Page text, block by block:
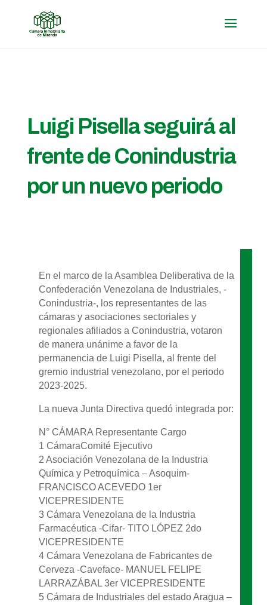
Luigi Pisella seguirá al
frente de Conindustria
por un nuevo periodo
En el marco de la Asamblea Deliberativa de la
Confederación Venezolana de Industriales, -
Conindustria-, los representantes de las
cámaras y asociaciones sectoriales y
regionales afiliados a Conindustria, votaron
de manera unánime a favor de la
permanencia de Luigi Pisella, al frente del
gremio industrial venezolano, por el periodo
2023-2025.
La nueva Junta Directiva quedó integrada por:
N° CÁMARA Representante Cargo
1 CámaraComité Ejecutivo
2 Asociación Venezolana de la Industria
Química y Petroquímica – Asoquim-
FRANCISCO ACEVEDO 1er
VICEPRESIDENTE
3 Cámara Venezolana de la Industria
Farmacéutica -Cifar- TITO LÓPEZ 2do
VICEPRESIDENTE
4 Cámara Venezolana de Fabricantes de
Cerveza -Caveface- MANUEL FELIPE
LARRAZÁBAL 3er VICEPRESIDENTE
5 Cámara de Industriales del estado Aragua –